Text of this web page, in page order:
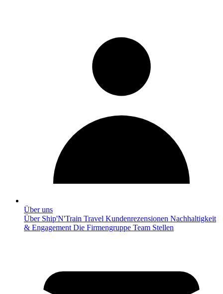
Über uns
Über Ship'N'Train Travel Kundenrezensionen Nachhaltigkeit
& Engagement Die Firmengruppe Team Stellen